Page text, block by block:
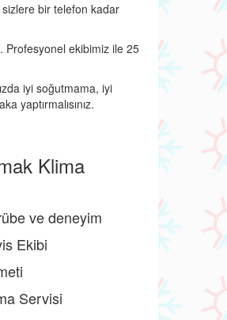
sizlere bir telefon kadar
Profesyonel ekibimiz ile 25
iyi soğutmama, iyi
yaptırmalısınız.
Klima
ve deneyim
Ekibi
Servisi